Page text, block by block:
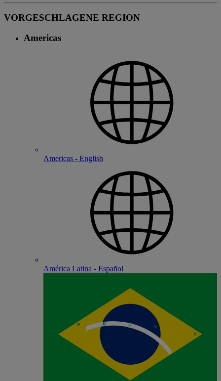
VORGESCHLAGENE REGION
Americas
Americas - English
América Latina - Español